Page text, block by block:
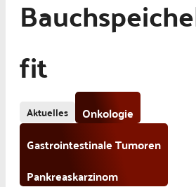
fit
Aktuelles
Onkologie
Gastrointestinale Tumoren
Pankreaskarzinom